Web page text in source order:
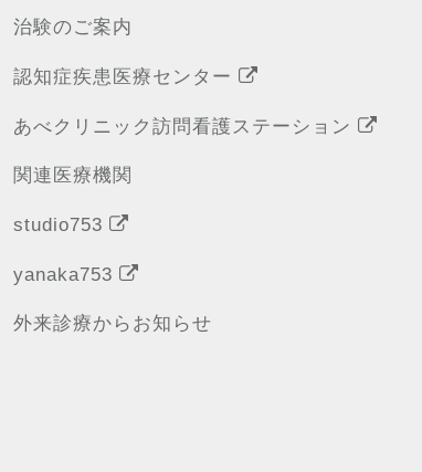
治験のご案内
認知症疾患医療センター
あべクリニック訪問看護ステーション
関連医療機関
studio753
yanaka753
外来診療からお知らせ